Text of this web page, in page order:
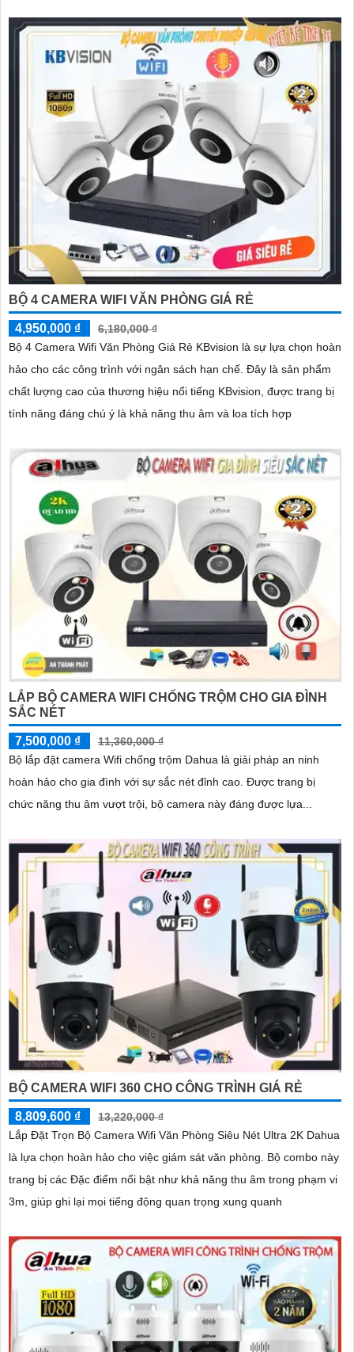
BỘ 4 CAMERA WIFI VĂN PHÒNG GIÁ RẺ
4,950,000 ₫
6,180,000 ₫
Bộ 4 Camera Wifi Văn Phòng Giá Rẻ KBvision là sự lựa chọn hoàn
hảo cho các công trình với ngân sách hạn chế. Đây là sản phẩm
chất lượng cao của thương hiệu nổi tiếng KBvision, được trang bị
tính năng đáng chú ý là khả năng thu âm và loa tích hợp
LẮP BỘ CAMERA WIFI CHỐNG TRỘM CHO GIA ĐÌNH
SẮC NÉT
7,500,000 ₫
11,360,000 ₫
Bộ lắp đặt camera Wifi chống trộm Dahua là giải pháp an ninh
hoàn hảo cho gia đình với sự sắc nét đỉnh cao. Được trang bị
chức năng thu âm vượt trội, bộ camera này đáng được lựa...
BỘ CAMERA WIFI 360 CHO CÔNG TRÌNH GIÁ RẺ
8,809,600 ₫
13,220,000 ₫
Lắp Đặt Trọn Bộ Camera Wifi Văn Phòng Siêu Nét Ultra 2K Dahua
là lựa chọn hoàn hảo cho việc giám sát văn phòng. Bộ combo này
trang bị các Đặc điểm nổi bật như khả năng thu âm trong phạm vi
3m, giúp ghi lại mọi tiếng động quan trọng xung quanh